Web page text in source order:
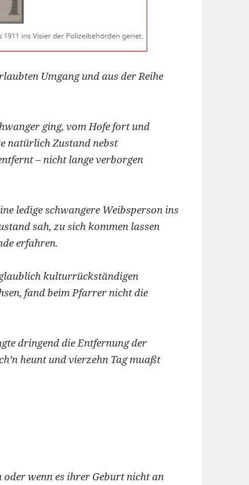
Umgang und aus der Reihe
ging, vom Hofe fort und
natürlich Zustand nebst
– nicht lange verborgen
ledige schwangere Weibsperson ins
sah, zu sich kommen lassen
erfahren.
kulturrückständigen
fand beim Pfarrer nicht die
dringend die Entfernung der
heunt und vierzehn Tag muaßt
wenn es ihrer Geburt nicht an